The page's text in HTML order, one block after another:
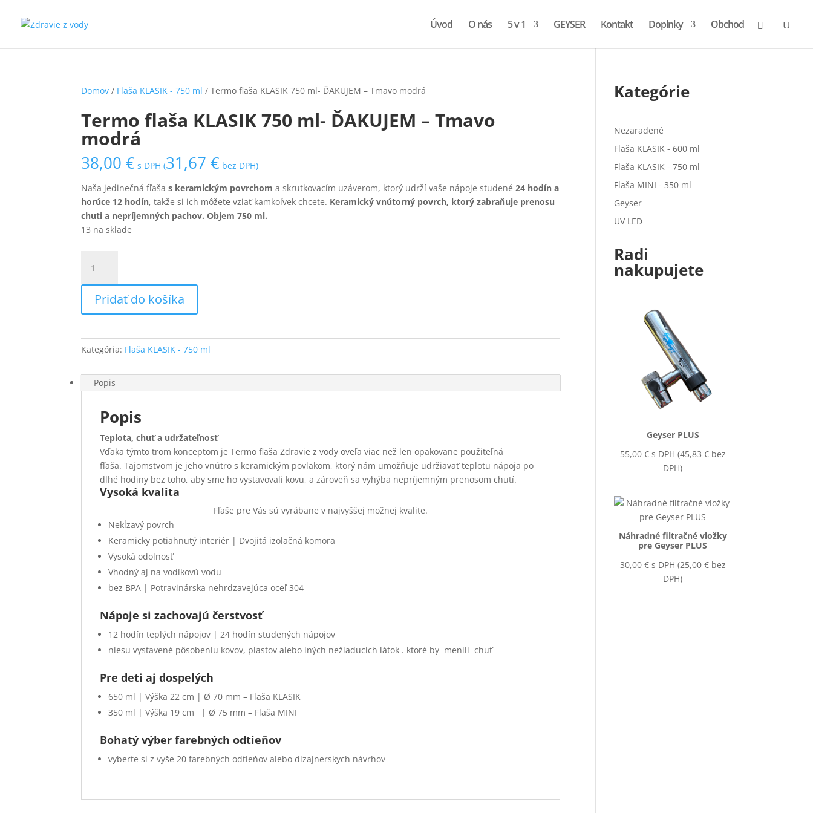
Úvod O nás 5 v 1 GEYSER Kontakt Doplnky Obchod
Domov / Flaša KLASIK - 750 ml / Termo flaša KLASIK 750 ml- ĎAKUJEM – Tmavo modrá
Termo flaša KLASIK 750 ml- ĎAKUJEM – Tmavo
modrá
38,00€ s DPH (31,67€ bez DPH)
Naša jedinečná fľašas keramickým povrchom a skrutkovacím uzáverom, ktorý udrží vaše nápoje studené 24 hodín a
horúce 12 hodín, takže si ich môžete vziať kamkoľvek chcete. Keramický vnútorný povrch, ktorý zabraňuje prenosu
chuti a nepríjemných pachov. Objem 750 ml.
13 na sklade
Termo
flaša
KLASIK
750
ĎAKUJEM
-
modrá
Pridať do košíka
Kategória: Flaša KLASIK - 750 ml
Popis
Popis
Teplota, chuť a udržateľnosť
Vďaka týmto trom konceptom je Termo flaša Zdravie z vody oveľa viac než len opakovane použiteľná
fľaša. Tajomstvom je jeho vnútro s keramickým povlakom, ktorý nám umožňuje udržiavať teplotu nápoja po
dlhé hodiny bez toho, aby sme ho vystavovali kovu, a zároveň sa vyhýba nepríjemným prenosom chutí.
Vysoká kvalita
Fľaše pre Vás sú vyrábane v najvyššej možnej kvalite.
Nekĺzavý povrch
Keramicky potiahnutý interiér | Dvojitá izolačná komora
Vysoká odolnosť
Vhodný aj na vodíkovú vodu
bez BPA | Potravinárska nehrdzavejúca oceľ 304
Nápoje si zachovajú čerstvosť
12 hodín teplých nápojov | 24 hodín studených nápojov
niesu vystavené pôsobeniu kovov, plastov alebo iných nežiaducich látok . ktoré by menili chuť
Pre deti aj dospelých
650 ml | Výška 22 cm | Ø 70 mm – Flaša KLASIK
350 ml | Výška 19 cm | Ø 75 mm – Flaša MINI
Bohatý výber farebných odtieňov
vyberte si z vyše 20 farebných odtieňov alebo dizajnerskych návrhov
Kategórie
Nezaradené
Flaša KLASIK - 600 ml
Flaša KLASIK - 750 ml
Flaša MINI - 350 ml
Geyser
UV LED
Radi
nakupujete
Geyser PLUS
55,00 € s DPH (45,83 €bez
DPH)
Náhradné filtračné vložky
pre Geyser PLUS
30,00 € s DPH (25,00 €bez
DPH)